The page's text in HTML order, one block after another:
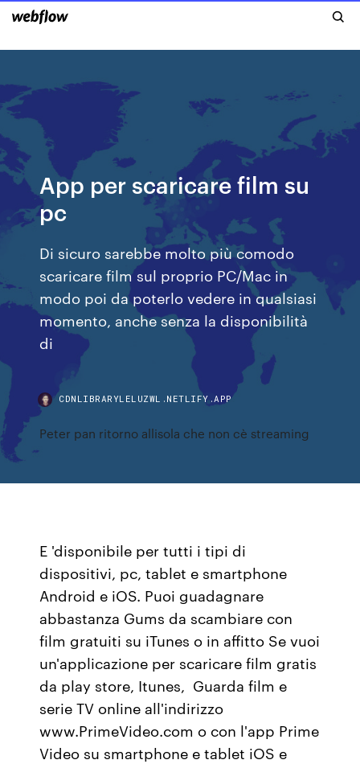
App per scaricare film su
pc
Di sicuro sarebbe molto più comodo
scaricare film sul proprio PC/Mac in
modo poi da poterlo vedere in qualsiasi
momento, anche senza la disponibilità
di
CDNLIBRARYLELUZWL.NETLIFY.APP
Peter pan ritorno allisola che non cè streaming
E 'disponibile per tutti i tipi di
dispositivi, pc, tablet e smartphone
Android e iOS. Puoi guadagnare
abbastanza Gums da scambiare con
film gratuiti su iTunes o in affitto Se vuoi
un'applicazione per scaricare film gratis
da play store, Itunes, Guarda film e
serie TV online all'indirizzo
www.PrimeVideo.com o con l'app Prime
Video su smartphone e tablet iOS e